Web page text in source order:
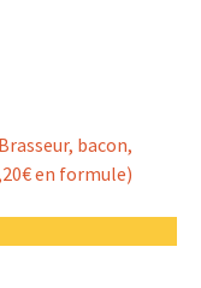
bacon,
en formule)